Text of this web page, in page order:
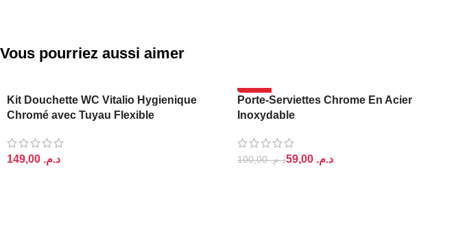
Vous pourriez aussi aimer
Kit Douchette WC Vitalio Hygienique
Chromé avec Tuyau Flexible
د.م.
-41%
Porte-Serviettes Chrome En Acier
Inoxydable
د.م.100,00 د.م.